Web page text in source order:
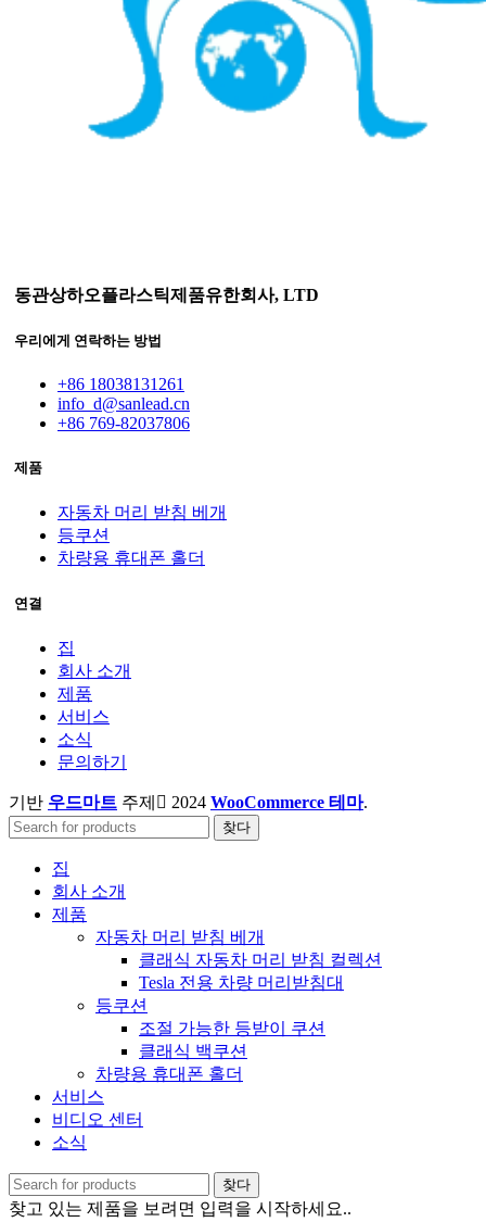
동관상하오플라스틱제품유한회사, LTD
우리에게 연락하는 방법
+86 18038131261
info_d@sanlead.cn
+86 769-82037806
제품
자동차 머리 받침 베개
등쿠션
차량용 휴대폰 홀더
연결
집
회사 소개
제품
서비스
소식
문의하기
기반 우드마트 주제 2024 WooCommerce 테마.
찾다
집
회사 소개
제품
자동차 머리 받침 베개
클래식 자동차 머리 받침 컬렉션
Tesla 전용 차량 머리받침대
등쿠션
조절 가능한 등받이 쿠션
클래식 백쿠션
차량용 휴대폰 홀더
서비스
비디오 센터
소식
찾다
찾고 있는 제품을 보려면 입력을 시작하세요..